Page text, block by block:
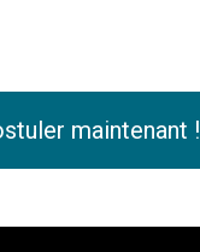
maintenant !